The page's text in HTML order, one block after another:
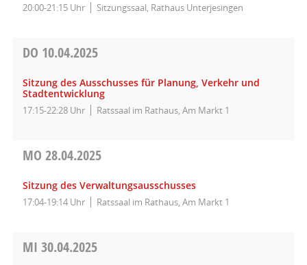
20:00-21:15 Uhr Sitzungssaal, Rathaus Unterjesingen
DO 10.04.2025
Sitzung des Ausschusses für Planung, Verkehr und
Stadtentwicklung
17:15-22:28 Uhr Ratssaal im Rathaus, Am Markt 1
MO 28.04.2025
Sitzung des Verwaltungsausschusses
17:04-19:14 Uhr Ratssaal im Rathaus, Am Markt 1
MI 30.04.2025